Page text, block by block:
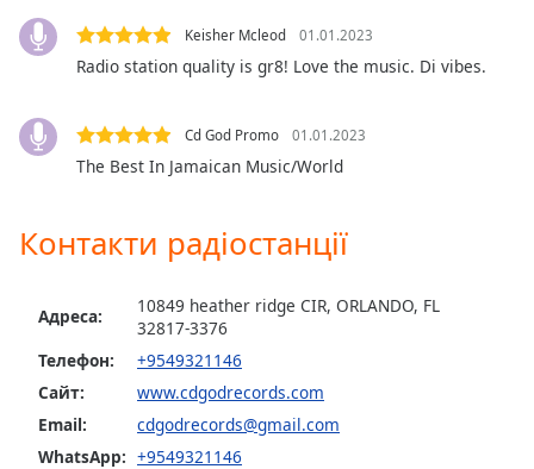
Opacity
Color
Background
Color
Opacity
Keisher Mcleod 01.01.2023
Radio station quality is gr8! Love the music. Di vibes.
Cd God Promo 01.01.2023
The Best In Jamaican Music/World
Контакти радіостанції
Адреса:
10849 heather ridge CIR, ORLANDO, FL
32817-3376
Телефон:
+9549321146
Сайт:
www.cdgodrecords.com
Email:
cdgodrecords@gmail.com
WhatsApp: +9549321146